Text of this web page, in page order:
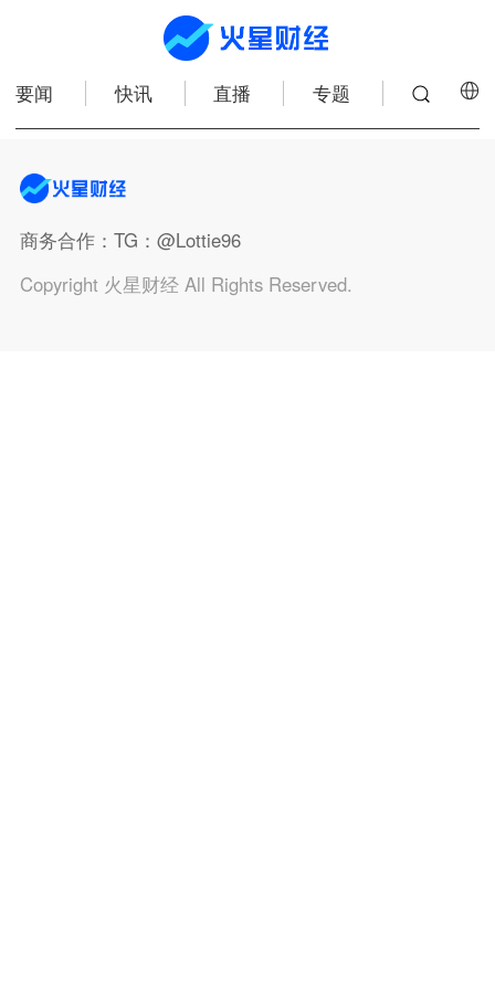
要闻 快讯 直播 专题
商务合作：TG：@Lottie96
Copyright 火星财经 All Rights Reserved.